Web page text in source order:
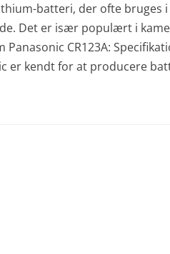
batteri, der ofte
Det er især populært i
CR123A:
er kendt for at producere